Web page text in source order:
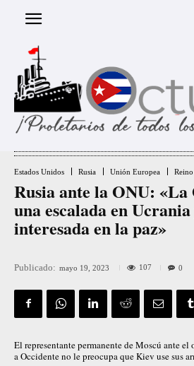
Estados Unidos Rusia Unión Europea
Rusia ante la ONU: «La
una escalada en
interesada en la paz»
Publicado: mayo 19, 2023 107 0
El representante permanente de Moscú ante el
a Occidente no le preocupa que Kiev use sus